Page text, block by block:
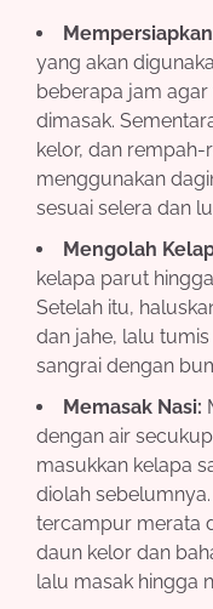
yang akan
beberapa jam
dimasak.
kelor, dan rempah-
menggunakan
sesuai selera dan
Mengolah
kelapa parut
Setelah itu,
dan jahe, lalu
sangrai dengan
Memasak Nasi:
dengan air
masukkan kelapa
diolah
tercampur merata
daun kelor dan
lalu masak hingga